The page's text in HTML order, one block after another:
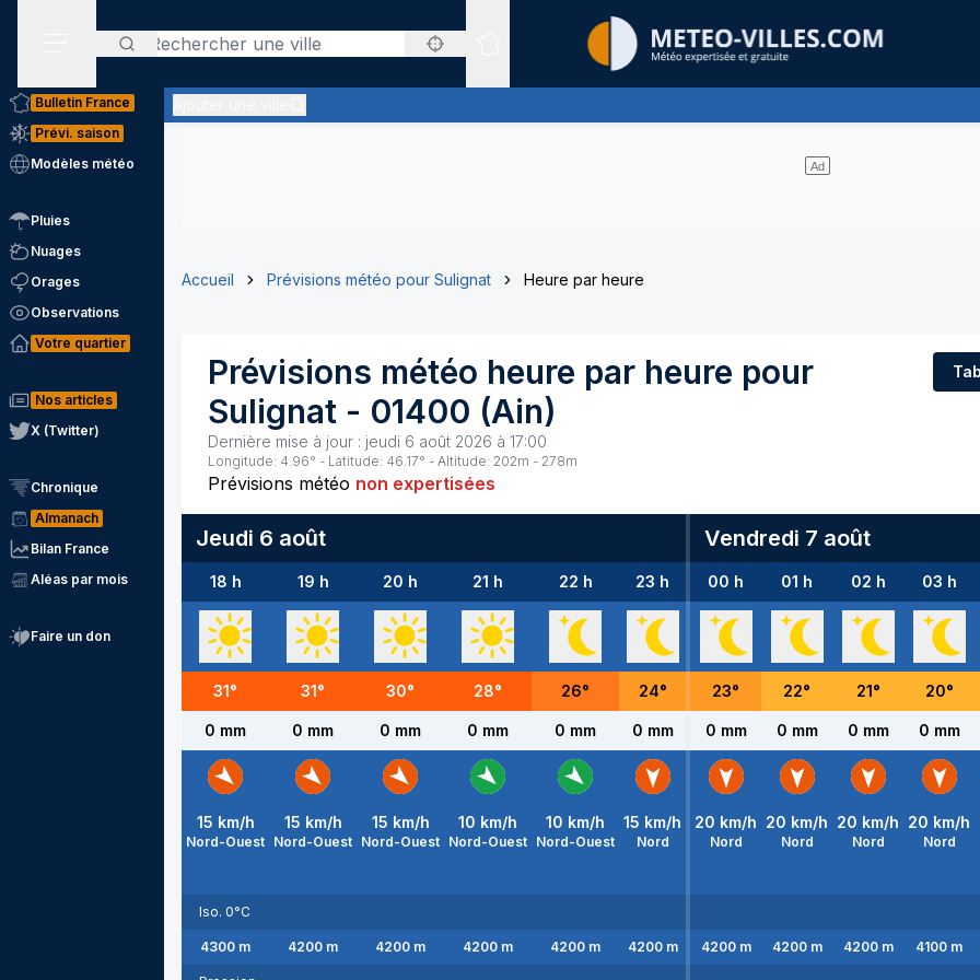
Rechercher
Sites expertis&eacute;s
Bulletin France
Prévi. saison
Modèles météo
Pluies
Nuages
Orages
Observations
Votre quartier
Nos articles
X (Twitter)
Chronique
Almanach
Bilan France
Aléas par mois
Faire un don
Accueil Prévisions météo pour Sulignat Heure par heure
Prévisions météo heure par heure pour
Sulignat - 01400 (Ain)
Dernière mise à jour : jeudi 6 août 2026 à 17:00
Longitude: 4.96° - Latitude: 46.17° - Altitude: 202m - 278m
Prévisions météo non expertisées
Jeudi 6 août Vendredi 7 août
18 h 19 h 20 h 21 h 22 h 23 h 00 h 01 h 02 h 03 h
31° 31° 30° 28° 26° 24° 23° 22° 21° 20°
0 mm 0 mm 0 mm 0 mm 0 mm 0 mm 0 mm 0 mm 0 mm 0 mm
15 km/h
Nord-Ouest
15 km/h
Nord-Ouest
15 km/h
Nord-Ouest
10 km/h
Nord-Ouest
10 km/h
Nord-Ouest
15 km/h
Nord
20 km/h
Nord
20 km/h
Nord
20 km/h
Nord
20 km/h
Nord
Iso. 0°C
4300 m 4200 m 4200 m 4200 m 4200 m 4200m 4200m 4200m 4200m 4100 m